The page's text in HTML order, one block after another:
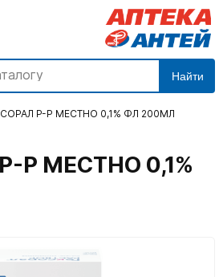
Найти
Р-Р МЕСТНО 0,1% ФЛ 200МЛ
Р МЕСТНО 0,1%